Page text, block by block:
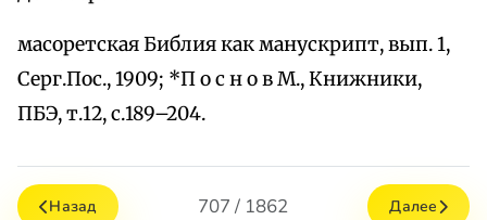
масоретская Библия как манускрипт, вып. 1,
Серг.Пос., 1909; *П о с н о в М., Книжники,
ПБЭ, т.12, с.189–204.
Назад 707 / 1862 Далее